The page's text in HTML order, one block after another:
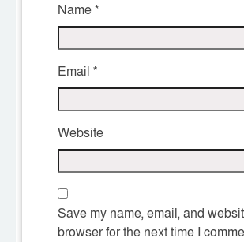
Name*
Email *
Website
Save my name, email, and
browser for the next time I